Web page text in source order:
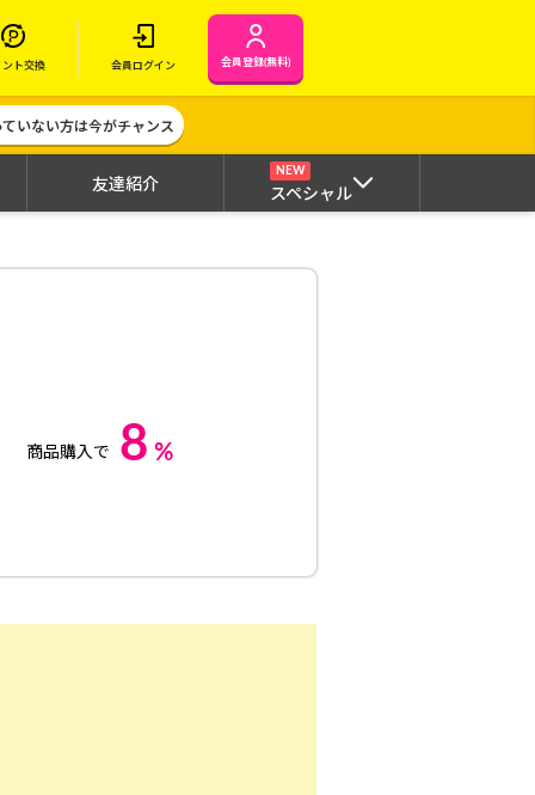
ント交換 会員ログイン 会員登録(無料)
いない方は今がチャンス
友達紹介
NEW
スペシャル
商品購入で 8 %